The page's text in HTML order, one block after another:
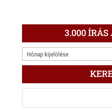
3.000 ÍRÁS
3.000
ÍRÁS